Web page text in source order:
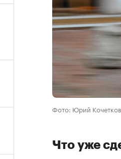
Фото: Юрий
Что уже